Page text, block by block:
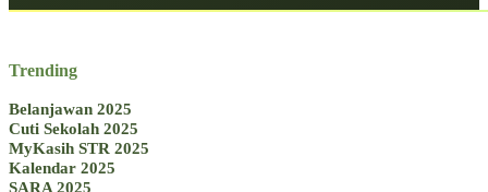
Trending
Belanjawan 2025
Cuti Sekolah 2025
MyKasih STR 2025
Kalendar 2025
SARA 2025